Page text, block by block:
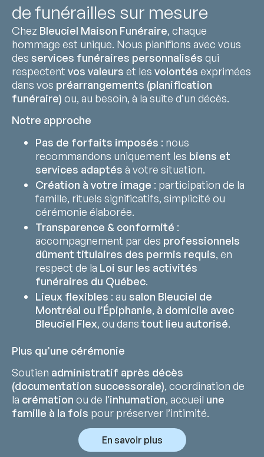
de funérailles sur mesure
Chez Bleuciel Maison Funéraire, chaque
hommage est unique. Nous planifions avec vous
des services funéraires personnalisés qui
respectent vos valeurs et les volontés exprimées
dans vos préarrangements (planification
funéraire) ou, au besoin, à la suite d’un décès.
Notre approche
Pas de forfaits imposés : nous
recommandons uniquement les biens et
services adaptés à votre situation.
Création à votre image : participation de la
famille, rituels significatifs, simplicité ou
cérémonie élaborée.
Transparence & conformité :
accompagnement par des professionnels
dûment titulaires des permis requis, en
respect de la Loi sur les activités
funéraires du Québec.
Lieux flexibles : au salon Bleuciel de
Montréal ou l’Épiphanie, à domicile avec
Bleuciel Flex, ou dans tout lieu autorisé.
Plus qu’une cérémonie
Soutien administratif après décès
(documentation successorale), coordination de
la crémation ou de l’inhumation, accueil une
famille à la fois pour préserver l’intimité.
En savoir plus